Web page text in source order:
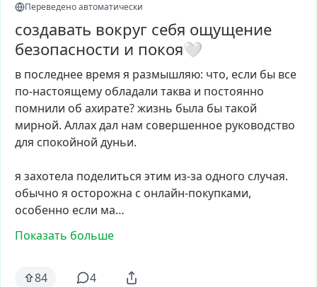
Переведено автоматически
создавать вокруг себя ощущение
безопасности и покоя🤍
в последнее время я размышляю: что, если бы все
по-настоящему обладали таква и постоянно
помнили об ахирате?жизнь была бы такой
мирной. Аллахдал нам совершенное руководство
для спокойной дуньи.
я захотела поделиться этим из-за одного случая.
обычно я осторожна с онлайн-покупками,
особенно если ма…
Показать больше
84 4